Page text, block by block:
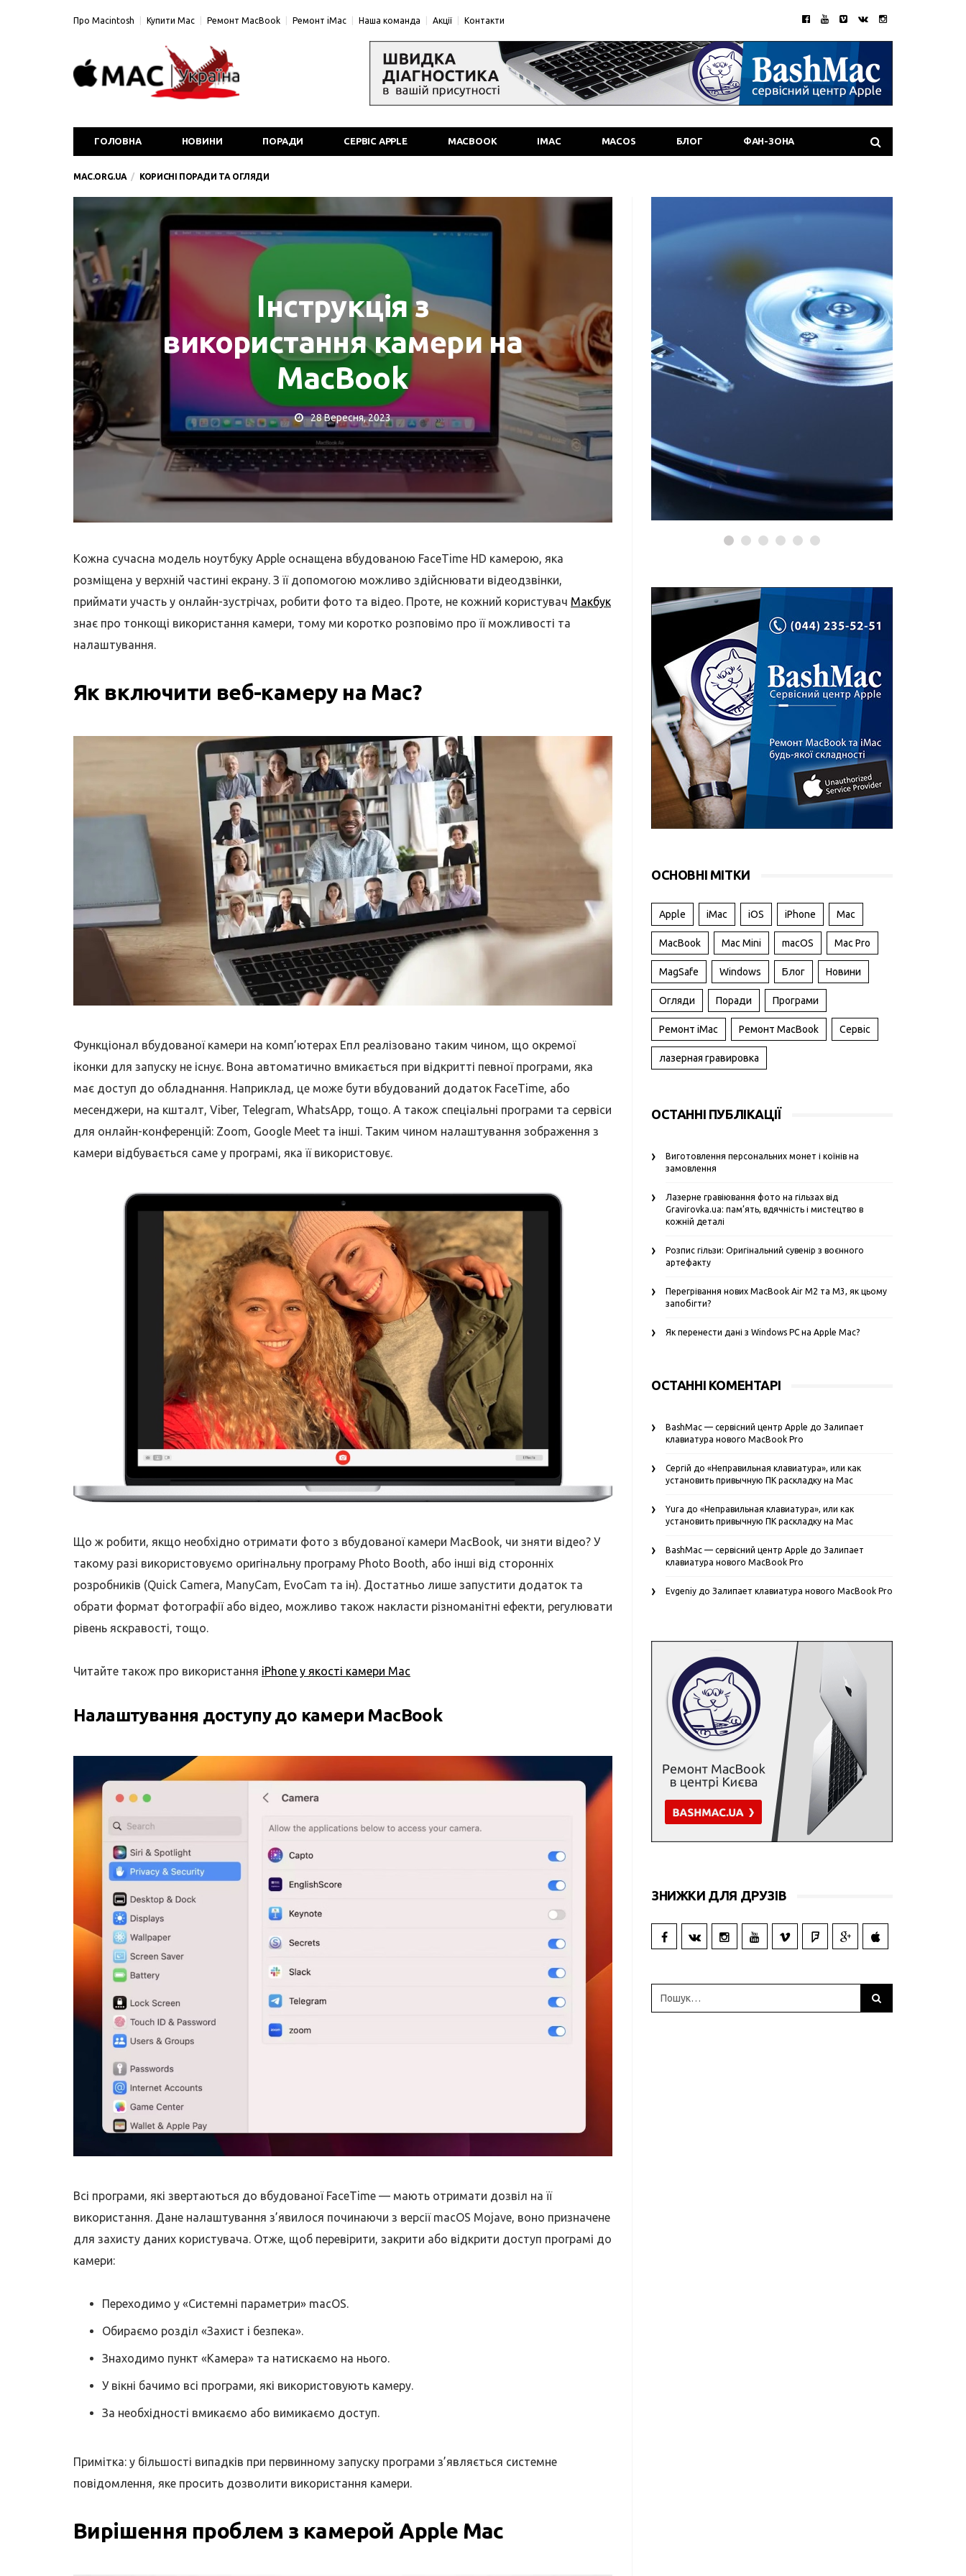
Про Macintosh Купити Mac Ремонт MacBook Ремонт iMac Наша команда Акції Контакти
ГОЛОВНА НОВИНИ ПОРАДИ СЕРВІС APPLE MACBOOK IMAC MACOS БЛОГ ФАН-ЗОНА
MAC.ORG.UA КОРИСНІ ПОРАДИ ТА ОГЛЯДИ
Інструкція з
використання камери на
MacBook
28 Вересня, 2023
Кожна сучасна модель ноутбуку Apple оснащена вбудованою FaceTime HD камерою, яка
розміщена у верхній частині екрану. З її допомогою можливо здійснювати відеодзвінки,
приймати участь у онлайн-зустрічах, робити фото та відео. Проте, не кожний користувач Макбук
знає про тонкощі використання камери, тому ми коротко розповімо про її можливості та
налаштування.
Як включити веб-камеру на Mac?
Функціонал вбудованої камери на комп’ютерах Епл реалізовано таким чином, що окремої
іконки для запуску не існує. Вона автоматично вмикається при відкритті певної програми, яка
має доступ до обладнання. Наприклад, це може бути вбудований додаток FaceTime, або
месенджери, на кшталт, Viber, Telegram, WhatsApp, тощо. А також спеціальні програми та сервіси
для онлайн-конференцій: Zoom, Google Meet та інші. Таким чином налаштування зображення з
камери відбувається саме у програмі, яка її використовує.
Що ж робити, якщо необхідно отримати фото з вбудованої камери MacBook, чи зняти відео? У
такому разі використовуємо оригінальну програму Photo Booth, або інші від сторонніх
розробників (Quick Camera, ManyCam, EvoCam та ін). Достатньо лише запустити додаток та
обрати формат фотографії або відео, можливо також накласти різноманітні ефекти, регулювати
рівень яскравості, тощо.
Читайте також про використання iPhone у якості камери Mac
Налаштування доступу до камери MacBook
Всі програми, які звертаються до вбудованої FaceTime — мають отримати дозвіл на її
використання. Дане налаштування з’явилося починаючи з версії macOS Mojave, воно призначене
для захисту даних користувача. Отже, щоб перевірити, закрити або відкрити доступ програмі до
камери:
Переходимо у «Системні параметри» macOS.
Обираємо розділ «Захист і безпека».
Знаходимо пункт «Камера» та натискаємо на нього.
У вікні бачимо всі програми, які використовують камеру.
За необхідності вмикаємо або вимикаємо доступ.
Примітка: у більшості випадків при первинному запуску програми з’являється системне
повідомлення, яке просить дозволити використання камери.
Вирішення проблем з камерой Apple Mac
РЕМОНТ MACBOOK
Коли потрібна заміна
РЕМОНТ IMAC
Ремонт iMac
СЕРВІСНИЙ ЦЕНТР APPLE
Відновлення даних з
жорсткого диску,
Як перевірити?
ОСНОВНІ МІТКИ
Apple iMac iOS iPhone Mac
MacBook Mac Mini macOS Mac Pro
MagSafe Windows Блог Новини
Огляди Поради Програми
Ремонт iMac Ремонт MacBook Сервіс
лазерная гравировка
ОСТАННІ ПУБЛІКАЦІЇ
Виготовлення персональних монет і коїнів на
замовлення
Лазерне гравіювання фото на гільзах від
Gravirovka.ua: пам’ять, вдячність і мистецтво в
кожній деталі
Розпис гільзи: Оригінальний сувенір з воєнного
артефакту
Перегрівання нових MacBook Air M2 та M3, як цьому
запобігти?
Як перенести дані з Windows PC на Apple Mac?
ОСТАННІ КОМЕНТАРІ
BashMac — сервісний центр Apple до Залипает
клавиатура нового MacBook Pro
Сергій до «Неправильная клавиатура», или как
установить привычную ПК раскладку на Mac
Yura до «Неправильная клавиатура», или как
установить привычную ПК раскладку на Mac
BashMac — сервісний центр Apple до Залипает
клавиатура нового MacBook Pro
Evgeniy до Залипает клавиатура нового MacBook Pro
ЗНИЖКИ ДЛЯ ДРУЗІВ